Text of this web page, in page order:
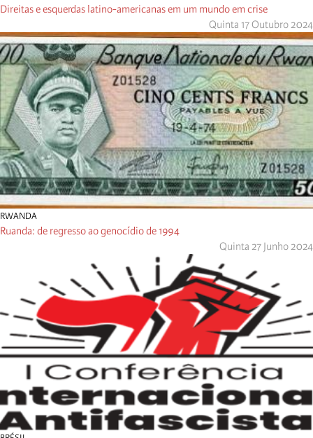
Direitas e esquerdas latino-americanas em um mundo em crise
Quinta 17 Outubro 2024
RWANDA
Ruanda: de regresso ao genocídio de 1994
Quinta 27 Junho 2024